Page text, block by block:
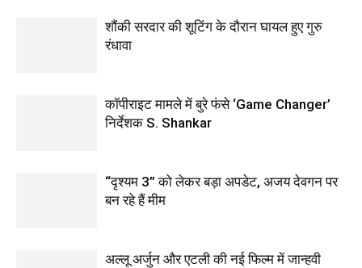
शौंकी सरदार की शूटिंग के दौरान घायल हुए गुरु
रंधावा
कॉपीराइट मामले में बुरे फंसे ‘Game Changer’
निर्देशक S. Shankar
“दृश्यम 3” को लेकर बड़ा अपडेट, अजय देवगन पर
बन रहे हैं मीम
अल्लू अर्जुन और एटली की नई फिल्म में जान्हवी